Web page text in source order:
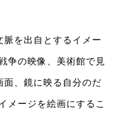
脈を出自とするイメー
争の映像、美術館で見
面、鏡に映る自分のだ
メージを絵画にするこ